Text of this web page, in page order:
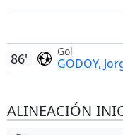
Gol
GODOY,
86'
ALINEACIÓN